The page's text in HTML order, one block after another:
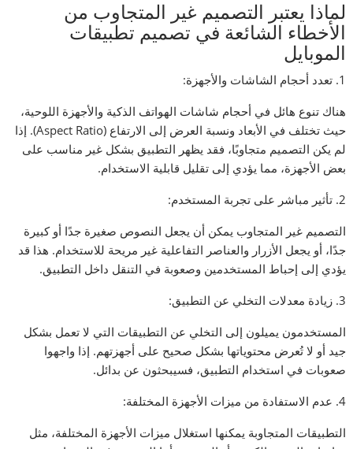
لماذا يعتبر التصميم غير المتجاوب من
الأخطاء الشائعة في تصميم تطبيقات
الموبايل
1. تعدد أحجام الشاشات والأجهزة:
هناك تنوع هائل في أحجام شاشات الهواتف الذكية والأجهزة اللوحية،
حيث تختلف في الأبعاد ونسبة العرض إلى الارتفاع (Aspect Ratio). إذا
لم يكن التصميم متجاوبًا، فقد يظهر التطبيق بشكل غير مناسب على
بعض الأجهزة، مما يؤدي إلى تقليل قابلية الاستخدام.
2. تأثير مباشر على تجربة المستخدم:
التصميم غير المتجاوب يمكن أن يجعل النصوص صغيرة جدًا أو كبيرة
جدًا، أو يجعل الأزرار والعناصر التفاعلية غير مريحة للاستخدام. هذا قد
يؤدي إلى إحباط المستخدمين وصعوبة في التنقل داخل التطبيق.
3. زيادة معدلات التخلي عن التطبيق:
المستخدمون يميلون إلى التخلي عن التطبيقات التي لا تعمل بشكل
جيد أو لا تُعرض محتوياتها بشكل صحيح على أجهزتهم. إذا واجهوا
صعوبات في استخدام التطبيق، فسيبحثون عن بدائل.
4. عدم الاستفادة من ميزات الأجهزة المختلفة:
التطبيقات المتجاوبة يمكنها استغلال ميزات الأجهزة المختلفة، مثل